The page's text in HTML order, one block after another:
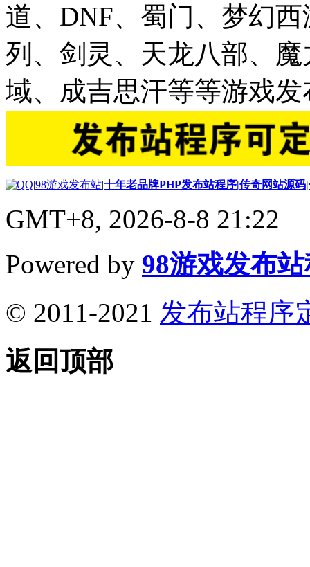
道、DNF、蜀门、梦幻
列、剑灵、天龙八部、
域、成吉思汗等等游戏
|98游戏发布站|十年老品牌PHP发布站程序|传奇网站源
GMT+8, 2026-8-8 21:22
Powered by 98游戏发布
© 2011-2021 发布站程序
返回顶部